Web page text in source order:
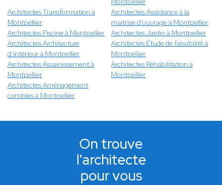
Architectes Transformation à
Montpellier
Architectes Assistance à la
maitrise d'ouvrage à Montpellier
Architectes Piscine à Montpellier
Architectes Jardin à Montpellier
Architectes Architecture
d’intérieur à Montpellier
Architectes Étude de faisabilité à
Montpellier
Architectes Assainissement à
Montpellier
Architectes Réhabilitation à
Montpellier
Architectes Aménagement
combles à Montpellier
On trouve
l'architecte
pour vous